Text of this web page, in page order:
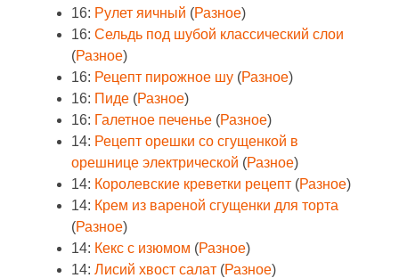
16: Рулет яичный (Разное)
16: Сельдь под шубой классический слои
(Разное)
16: Рецепт пирожное шу (Разное)
16: Пиде (Разное)
16: Галетное печенье (Разное)
14: Рецепт орешки со сгущенкой в
орешнице электрической (Разное)
14: Королевские креветки рецепт (Разное)
14: Крем из вареной сгущенки для торта
(Разное)
14: Кекс с изюмом (Разное)
14: Лисий хвост салат (Разное)